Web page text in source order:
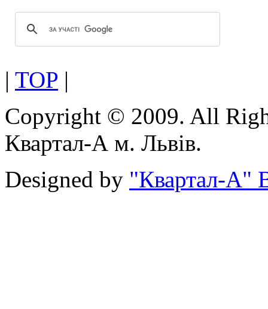
| TOP |
Copyright © 2009. All
Квартал-А м. Львів.
Designed by "Квартал-А"